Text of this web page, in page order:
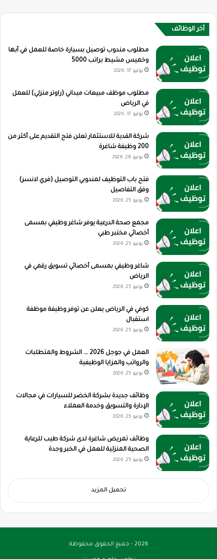
أخر الوظائف
مطلوب مندوب توصيل بسيارة خاصة للعمل في أبها
وخميس مشيط براتب 5000
يوليو 17, 2026
مطلوب موظف مبيعات ميداني (راوتر منزلي) للعمل
في الرياض
يوليو 17, 2026
شركة القدية للاستثمار تعلن فتح التقديم على أكثر من
200 وظيفة شاغرة
يونيو 28, 2026
فتح باب التوظيف لمندوبي التوصيل (فري لانسر)
وفق التفاصيل
يونيو 25, 2026
مجمع صحة الدرعية يوفر شاغر وظيفي بمسمى
أخصائي مختبر طبي
يونيو 25, 2026
شاغر وظيفي بمسمى أخصائي تسويق رقمي في
الرياض
يونيو 25, 2026
كوفي في الرياض يعلن عن توفر وظيفة موظفة
استقبال
يونيو 25, 2026
العمل في جوجل 2026 …. الشروط والمتطلبات
والرواتب والمزايا الوظيفية
يونيو 25, 2026
وظائف جديدة بشركة الخضر للسيارات في مجالات
الإدارة والتسويق وخدمة العملاء
يونيو 25, 2026
وظائف تمريض شاغرة لدى شركة طيب للرعاية
الصحية المنزلية للعمل في الخبر وجدة
يونيو 25, 2026
تحميل المزيد
2026 - جميع الحقوق محفوظة